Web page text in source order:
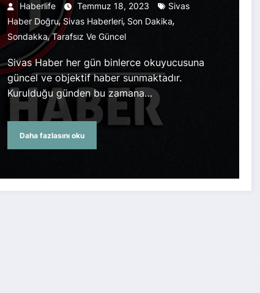
Haberlife Temmuz 18, 2023
Sivas
Haber Doğru,Sivas Haberleri, Son Dakika,
Sondakka,Tarafsız Ve Güncel
Sivas Haber her gün binlerce okuyucusuna
güncel ve objektif haber sunmaktadır.
Kurulduğu günden bu zamana…
Daha fazlasını oku